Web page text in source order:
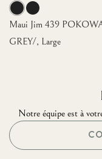
Maui Jim 439
GREY/, Large
Notre équipe est à